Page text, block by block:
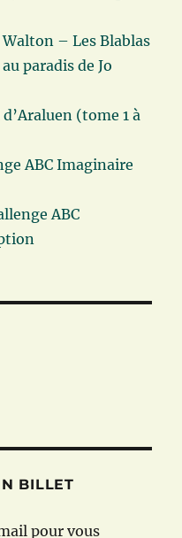
– Les Blablas
paradis de Jo
(tome 1 à
ABC Imaginaire
ABC
BILLET
pour vous